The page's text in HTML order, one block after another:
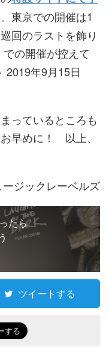
東京での開催は1
回のラストを飾り
での開催が控えて
2019年9月15日
っているところも
早めに！ 以上、
ジックレーベルズ
たら
ツイートする